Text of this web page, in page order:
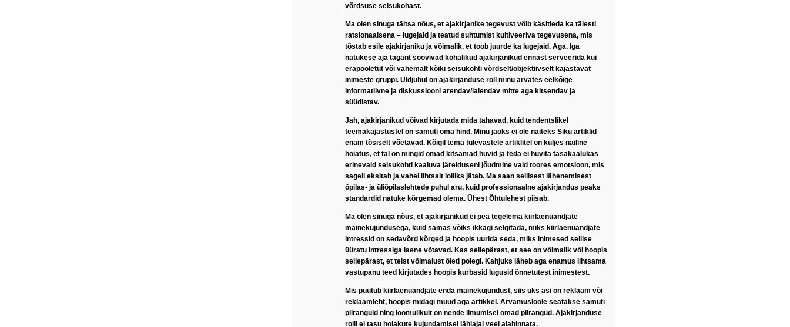
võrdsuse seisukohast.
Ma olen sinuga täitsa nõus, et ajakirjanike tegevust võib käsitleda ka täiesti
ratsionaalsena – lugejaid ja teatud suhtumist kultiveeriva tegevusena, mis
tõstab esile ajakirjaniku ja võimalik, et toob juurde ka lugejaid. Aga. Iga
natukese aja tagant soovivad kohalikud ajakirjanikud ennast serveerida kui
erapooletut või vähemalt kõiki seisukohti võrdselt/objektiivselt kajastavat
inimeste gruppi. Üldjuhul on ajakirjanduse roll minu arvates eelkõige
informatiivne ja diskussiooni arendav/laiendav mitte aga kitsendav ja
süüdistav.
Jah, ajakirjanikud võivad kirjutada mida tahavad, kuid tendentslikel
teemakajastustel on samuti oma hind. Minu jaoks ei ole näiteks Siku artiklid
enam tõsiselt võetavad. Kõigil tema tulevastele artiklitel on küljes näiline
hoiatus, et tal on mingid omad kitsamad huvid ja teda ei huvita tasakaalukas
erinevaid seisukohti kaaluva järelduseni jõudmine vaid toores emotsioon, mis
sageli eksitab ja vahel lihtsalt lolliks jätab. Ma saan sellisest lähenemisest
õpilas- ja üliõpilaslehtede puhul aru, kuid professionaalne ajakirjandus peaks
standardid natuke kõrgemad olema. Ühest Õhtulehest piisab.
Ma olen sinuga nõus, et ajakirjanikud ei pea tegelema kiirlaenuandjate
mainekujundusega, kuid samas võiks ikkagi selgitada, miks kiirlaenuandjate
intressid on sedavõrd kõrged ja hoopis uurida seda, miks inimesed sellise
üüratu intressiga laene võtavad. Kas sellepärast, et see on võimalik või hoopis
sellepärast, et teist võimalust õieti polegi. Kahjuks läheb aga enamus lihtsama
vastupanu teed kirjutades hoopis kurbasid lugusid õnnetutest inimestest.
Mis puutub kiirlaenuandjate enda mainekujundust, siis üks asi on reklaam või
reklaamleht, hoopis midagi muud aga artikkel. Arvamusloole seatakse samuti
piiranguid ning loomulikult on nende ilmumisel omad piirangud. Ajakirjanduse
rolli ei tasu hoiakute kujundamisel lähiajal veel alahinnata.